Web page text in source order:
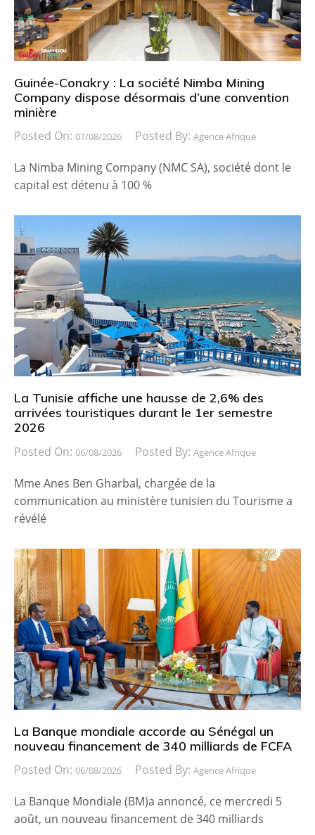
Guinée-Conakry : La société Nimba Mining
Company dispose désormais d’une convention
minière
Posted On: 07/08/2026 Posted By: Agence Afrique
La Nimba Mining Company (NMC SA), société dont le
capital est détenu à 100 %
La Tunisie affiche une hausse de 2,6% des
arrivées touristiques durant le 1er semestre
2026
Posted On: 06/08/2026 Posted By: Agence Afrique
Mme Anes Ben Gharbal, chargée de la
communication au ministère tunisien du Tourisme a
révélé
La Banque mondiale accorde au Sénégal un
nouveau financement de 340 milliards de FCFA
Posted On: 06/08/2026 Posted By: Agence Afrique
La Banque Mondiale (BM)a annoncé, ce mercredi 5
août, un nouveau financement de 340 milliards